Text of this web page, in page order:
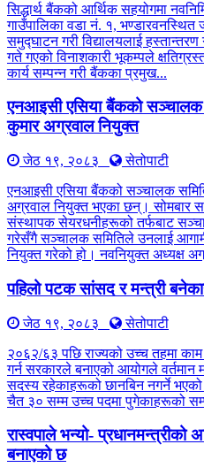
सिद्धार्थ बैंकको आर्थिक सहयोगमा
गाउँपालिका वडा नं. १,
समुद्घाटन गरी विद्यालयलाई
गते गएको विनाशकारी भूकम्पले
कार्य सम्पन्न गरी बैंकका प्रमुख...
एनआइसी एसिया बैंकको सञ्चालक
कुमार अग्रवाल नियुक्त
जेठ १९, २०८३
सेतोपाटी
एनआइसी एसिया बैंकको सञ्चालक
अग्रवाल नियुक्त भएका छन्। सोमबार
संस्थापक सेयरधनीहरूको तर्फबाट
गरेसँगै सञ्चालक समितिले उनलाई आगामी
नियुक्त गरेको हो। नवनियुक्त अध्यक्ष
पहिलो पटक सांसद र मन्त्री
जेठ १९, २०८३
सेतोपाटी
२०६२/६३ पछि राज्यको उच्च तहमा काम
गर्न सरकारले बनाएको आयोगले वर्तमान
सदस्य रहेकाहरूको छानबिन नगर्ने
चैत ३० सम्म उच्च पदमा पुगेकाहरूको
रास्वपाले भन्यो- प्रधानमन्त्रीको
बनाएको छ